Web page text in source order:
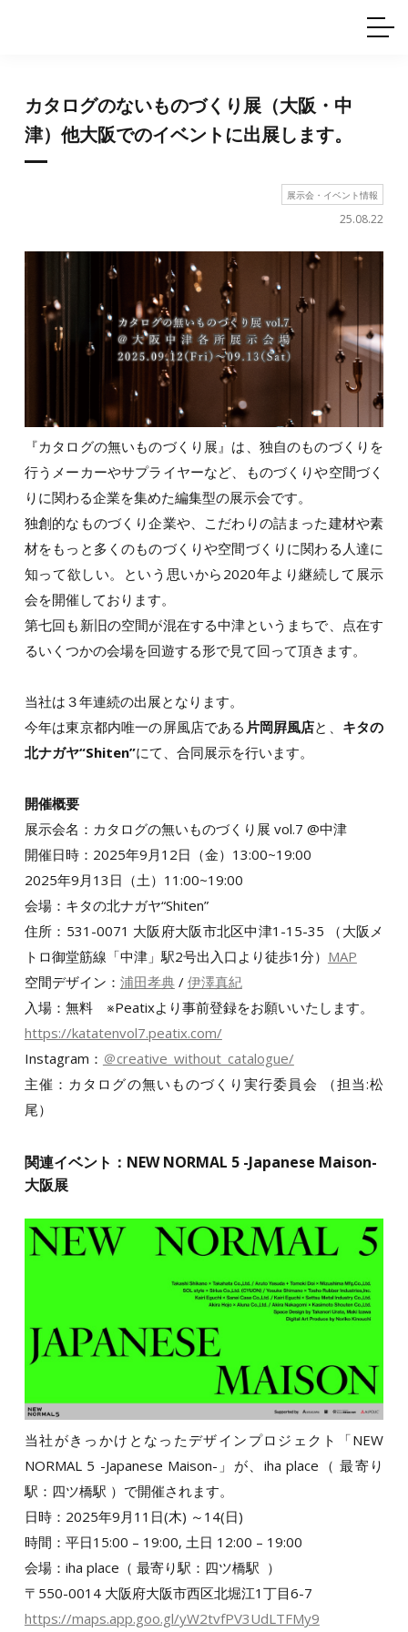
使用例
目的別一覧
シーン別一覧
技術サポート
製品の安全と品質について
グリップの使い方
図面ダウンロード
カタログのないものづくり展（大阪・中
津）他大阪でのイベントに出展します。
展示会・イベント情報
25.08.22
『カタログの無いものづくり展』は、独自のものづくりを
行うメーカーやサプライヤーなど、ものづくりや空間づく
りに関わる企業を集めた編集型の展示会です。
独創的なものづくり企業や、こだわりの詰まった建材や素
材をもっと多くのものづくりや空間づくりに関わる人達に
知って欲しい。という思いから2020年より継続して展示
会を開催しております。
第七回も新旧の空間が混在する中津というまちで、点在す
るいくつかの会場を回遊する形で見て回って頂きます。
当社は３年連続の出展となります。
今年は東京都内唯一の屏風店である 片岡屛風店と、 キタの
北ナガヤ“Shiten”にて、合同展示を行います。
開催概要
展示会名：カタログの無いものづくり展 vol.7 @中津
開催日時：2025年9月12日（金）13:00~19:00
2025年9月13日（土）11:00~19:00
会場：キタの北ナガヤ“Shiten”
住所：531-0071 大阪府大阪市北区中津1-15-35 （大阪メ
トロ御堂筋線「中津」駅2号出入口より徒歩1分） MAP
空間デザイン： 浦田孝典/ 伊澤真紀
入場：無料 ※Peatixより事前登録をお願いいたします。
https://katatenvol7.peatix.com/
Instagram： ＠creative_without_catalogue/
主催：カタログの無いものづくり実行委員会 （担当:松
尾）
関連イベント：NEW NORMAL 5 -Japanese Maison-
大阪展
当社がきっかけとなったデザインプロジェクト「NEW
NORMAL 5 -Japanese Maison-」が、iha place（ 最寄り
駅：四ツ橋駅 ）で開催されます。
日時：2025年9月11日(木) ～14(日)
時間：平日15:00 – 19:00, 土日 12:00 – 19:00
会場：iha place（ 最寄り駅：四ツ橋駅 ）
〒550-0014 大阪府大阪市西区北堀江1丁目6-7
https://maps.app.goo.gl/yW2tvfPV3UdLTFMy9